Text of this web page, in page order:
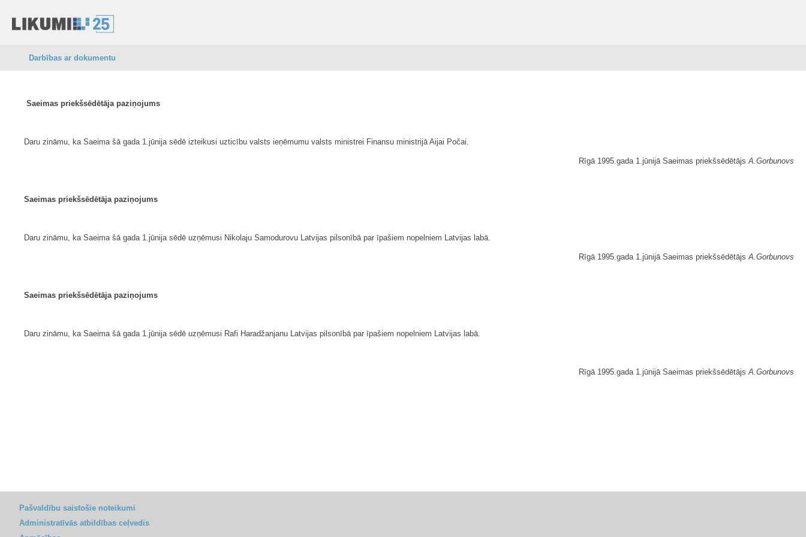
Darbības ar dokumentu
Saeimas priekšsēdētāja paziņojums
Daru zināmu, ka Saeima šā gada 1.jūnija sēdē izteikusi uzticību valsts ieņēmumu valsts ministrei Finansu ministrijā Aijai Počai.
Rīgā 1995.gada 1.jūnijā Saeimas priekšsēdētājsA.Gorbunovs
Saeimas priekšsēdētāja paziņojums
Daru zināmu, ka Saeima šā gada 1.jūnija sēdē uzņēmusi Nikolaju Samodurovu Latvijas pilsonībā par īpašiem nopelniem Latvijas labā.
Rīgā 1995.gada 1.jūnijā Saeimas priekšsēdētājsA.Gorbunovs
Saeimas priekšsēdētāja paziņojums
Daru zināmu, ka Saeima šā gada 1.jūnija sēdē uzņēmusi Rafi Haradžanjanu Latvijas pilsonībā par īpašiem nopelniem Latvijas labā.
Rīgā 1995.gada 1.jūnijā Saeimas priekšsēdētājsA.Gorbunovs
Pašvaldību saistošie noteikumi
Administratīvās atbildības ceļvedis